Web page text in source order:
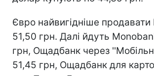
Євро найвигідніше
51,50 грн. Далі йдуть
грн, Ощадбанк через
51,45 грн, Ощадбанк для